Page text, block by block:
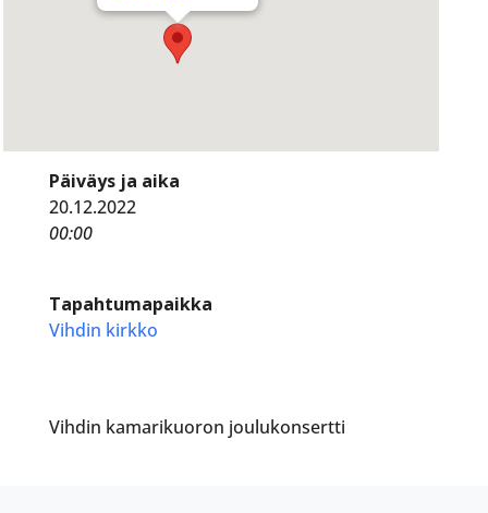
Päiväys ja aika
20.12.2022
00:00
Tapahtumapaikka
Vihdin kirkko
Vihdin kamarikuoron joulukonsertti